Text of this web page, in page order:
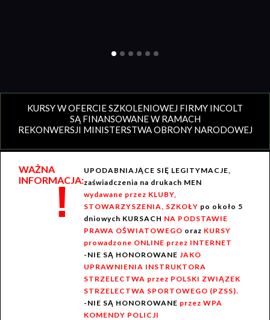
KURSY W OFERCIE SZKOLENIOWEJ FIRMY INCOLT
SĄ FINANSOWANE W RAMACH
REKONWERSJI MINISTERSTWA OBRONY NARODOWEJ
WAŻNA
INFORMACJA:
!
UPODABNIAJĄCE SIĘ LEGITYMACJE,
zaświadczenia na drukach MEN
wydawane przez KLUBY,
STOWARZYSZENIA, SZKOŁY po około 5
dniowych KURSACH NA PODSTAWIE
PRAWA OŚWIATOWEGO oraz KURSY
prowadzone ONLINE przez INTERNET
-NIE SĄ HONOROWANE JAKO
UPRAWNIENIA INSTRUKTORA
STRZELECTWA przez POLSKI ZWIĄZEK
STRZELECTWA SPORTOWEGO (PZSS).
-NIE SĄ HONOROWANE przez WPA
KOMENDY POLICJI